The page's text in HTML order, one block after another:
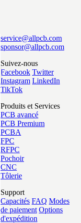
service@allpcb.com
sponsor@allpcb.com
Suivez-nous
Facebook Twitter
Instagram LinkedIn
TikTok
Produits et Services
PCB avancé
PCB Premium
PCBA
FPC
RFPC
Pochoir
CNC
Tôlerie
Support
Capacités FAQ Modes
de paiement Options
d'expédition